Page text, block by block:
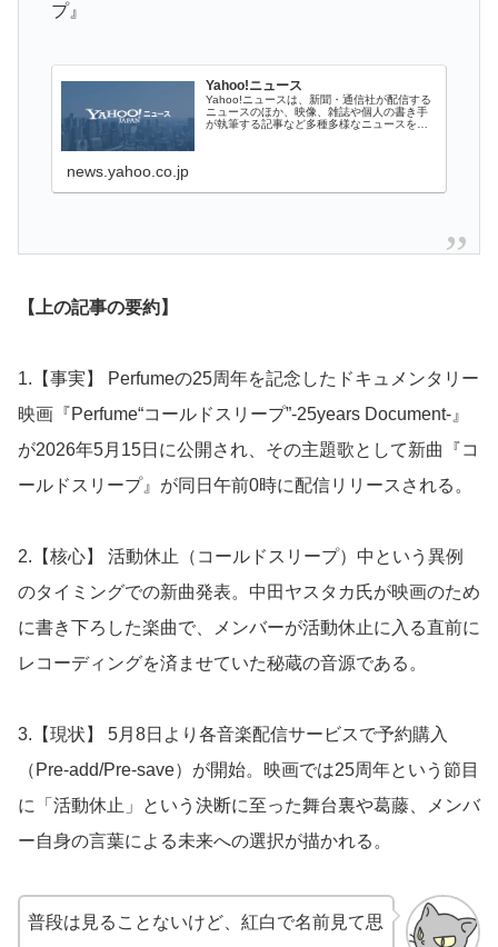
プ』
Yahoo!ニュース
Yahoo!ニュースは、新聞・通信社が配信する
ニュースのほか、映像、雑誌や個人の書き手
が執筆する記事など多種多様なニュースを掲
news.yahoo.co.jp
【上の記事の要約】
1.【事実】 Perfumeの25周年を記念したドキュメンタリー
映画『Perfume“コールドスリープ”-25years Document-』
が2026年5月15日に公開され、その主題歌として新曲『コ
ールドスリープ』が同日午前0時に配信リリースされる。
2.【核心】 活動休止（コールドスリープ）中という異例
のタイミングでの新曲発表。中田ヤスタカ氏が映画のため
に書き下ろした楽曲で、メンバーが活動休止に入る直前に
レコーディングを済ませていた秘蔵の音源である。
3.【現状】 5月8日より各音楽配信サービスで予約購入
（Pre-add/Pre-save）が開始。映画では25周年という節目
に「活動休止」という決断に至った舞台裏や葛藤、メンバ
ー自身の言葉による未来への選択が描かれる。
普段は見ることないけど、紅白で名前見て思